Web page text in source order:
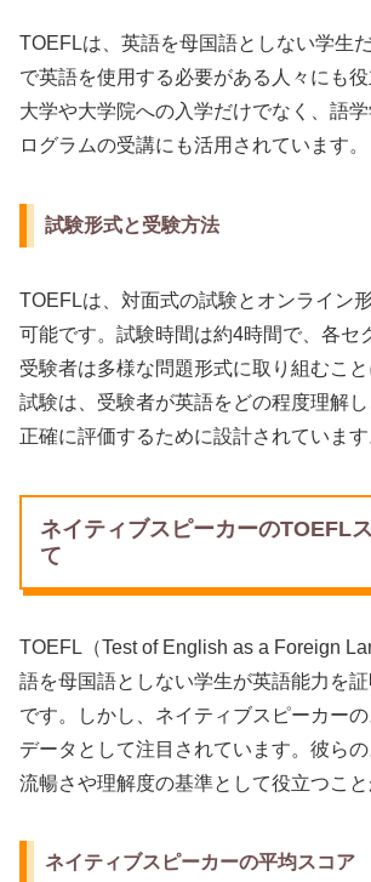
TOEFLは、英語を母国語としない学生
で英語を使用する必要がある人々にも役
大学や大学院への入学だけでなく、語
ログラムの受講にも活用されています。
試験形式と受験方法
TOEFLは、対面式の試験とオンライン
可能です。試験時間は約4時間で、各セ
受験者は多様な問題形式に取り組むこ
試験は、受験者が英語をどの程度理解
正確に評価するために設計されています
ネイティブスピーカーのTOEFL
て
TOEFL（Test of English as a Foreign
語を母国語としない学生が英語能力を
です。しかし、ネイティブスピーカー
データとして注目されています。彼ら
流暢さや理解度の基準として役立つこと
ネイティブスピーカーの平均スコア